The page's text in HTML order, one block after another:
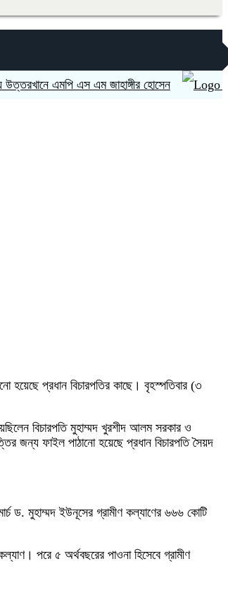
এমপি এস এম জাহাঙ্গীর হোসেন ভারত
হয়েছে প্রধান বিচারপতির কাছে। বৃহস্পতিবার (৩
বিচারপতি মুহাম্মদ খুরশীদ আলম সরকার ও
জন্য ফাইল পাঠানো হয়েছে প্রধান বিচারপতি সৈয়দ
ড. মুহাম্মদ ইউনূসের গ্রামীণ কল্যাণের ৬৬৬ কোটি
পরে ৫ অর্থবছরের পাওনা হিসেবে গ্রামীণ